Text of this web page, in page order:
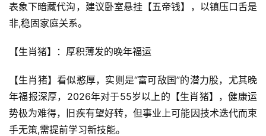
表象下暗藏代沟，建议卧室悬挂【五帝钱】，以镇压口舌是
非,稳固家庭关系。
【生肖猪】：厚积薄发的晚年福运
【生肖猪】看似憨厚，实则是“富可敌国”的潜力股，尤其晚
年福报深厚，2026年对于55岁以上的【生肖猪】，健康运
势极为难得，旧疾有望好转，但事业上可能因技术迭代而束
手无策,需提前学习新技能。